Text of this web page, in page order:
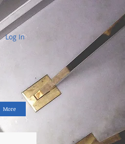
More
Log In